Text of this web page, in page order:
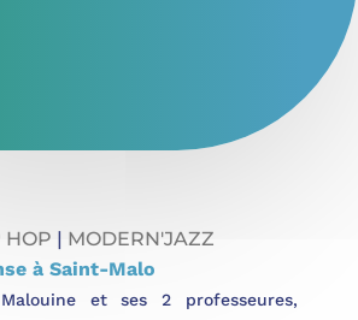
HOP | MODERN'JAZZ
à Saint-Malo
Malouine et ses 2 professeures,